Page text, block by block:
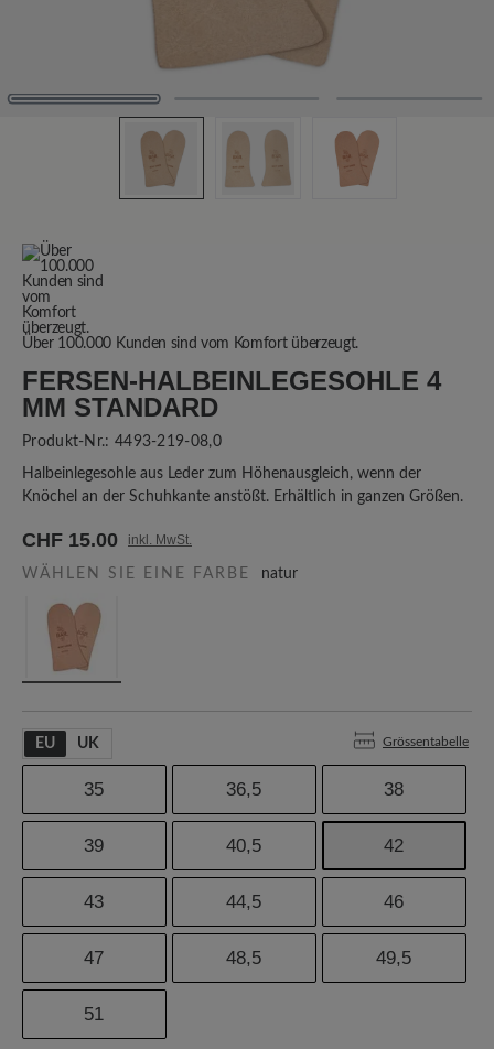
Über 100.000 Kunden sind vom Komfort überzeugt.
FERSEN-HALBEINLEGESOHLE 4
MM STANDARD
Produkt-Nr.: 4493-219-08,0
Halbeinlegesohle aus Leder zum Höhenausgleich, wenn der
Knöchel an der Schuhkante anstößt. Erhältlich in ganzen Größen.
CHF 15.00 inkl. MwSt.
WÄHLEN SIE EINE FARBE natur
EU UK Grössentabelle
35 36,5 38
39 40,5 42
43 44,5 46
47 48,5 49,5
51